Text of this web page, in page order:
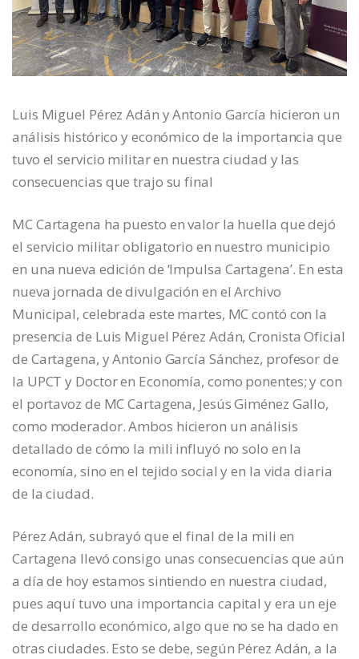
Luis Miguel Pérez Adán y Antonio García hicieron un
análisis histórico y económico de la importancia que
tuvo el servicio militar en nuestra ciudad y las
consecuencias que trajo su final
MC Cartagena ha puesto en valor la huella que dejó
el servicio militar obligatorio en nuestro municipio
en una nueva edición de ‘Impulsa Cartagena’. En esta
nueva jornada de divulgación en el Archivo
Municipal, celebrada este martes, MC contó con la
presencia de Luis Miguel Pérez Adán, Cronista Oficial
de Cartagena, y Antonio García Sánchez, profesor de
la UPCT y Doctor en Economía, como ponentes; y con
el portavoz de MC Cartagena, Jesús Giménez Gallo,
como moderador. Ambos hicieron un análisis
detallado de cómo la mili influyó no solo en la
economía, sino en el tejido social y en la vida diaria
de la ciudad.
Pérez Adán, subrayó que el final de la mili en
Cartagena llevó consigo unas consecuencias que aún
a día de hoy estamos sintiendo en nuestra ciudad,
pues aquí tuvo una importancia capital y era un eje
de desarrollo económico, algo que no se ha dado en
otras ciudades. Esto se debe, según Pérez Adán, a la